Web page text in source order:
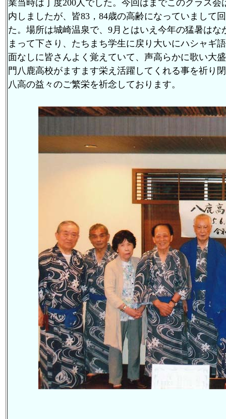
業当時は丁度200人でした。今回はまでこのクラス
内しましたが、皆83，84歳の高齢になっていまして
た。場所は城崎温泉で、9月とはいえ今年の猛暑は
まって下さり、たちまち学生に戻り大いにハシャギ
面なしに皆さんよく覚えていて、声高らかに歌い大
門八鹿高校がますます栄え活躍してくれる事を祈り
八高の益々のご繁栄を祈念しております。